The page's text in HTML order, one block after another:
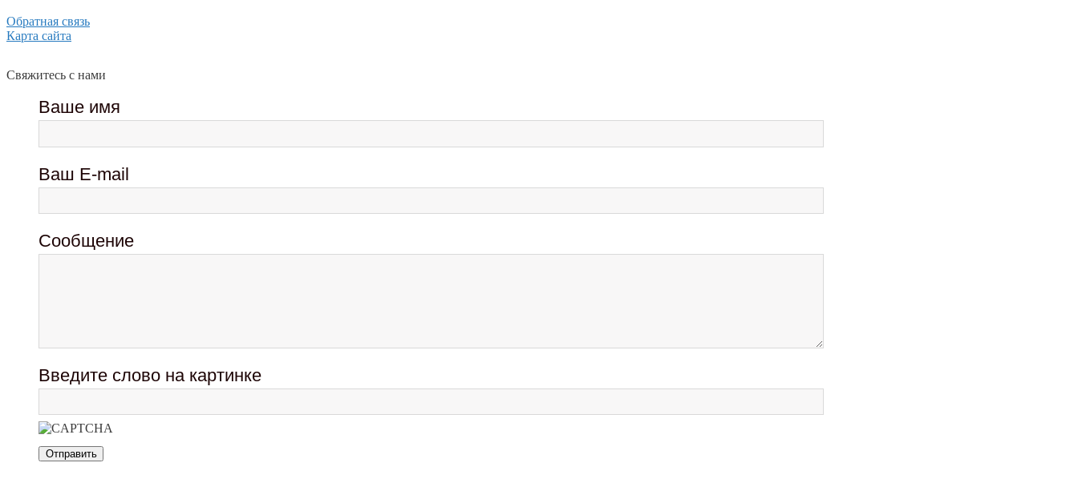
Обратная связь
Карта сайта
Свяжитесь с нами
Ваше имя
Ваш E-mail
Сообщение
Введите слово на картинке